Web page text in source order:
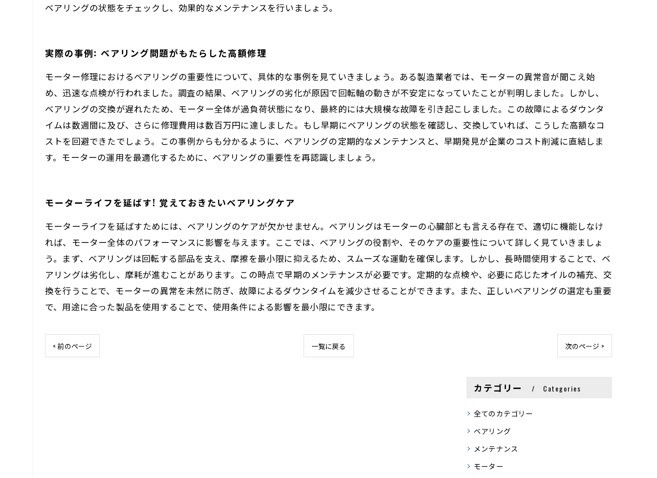
ベアリングの状態をチェックし、効果的なメンテナンスを行いましょう。
実際の事例: ベアリング問題がもたらした高額修理
モーター修理におけるベアリングの重要性について、具体的な事例を見ていきましょう。ある製造業者では、モーターの異常音が聞こえ始
め、迅速な点検が行われました。調査の結果、ベアリングの劣化が原因で回転軸の動きが不安定になっていたことが判明しました。しかし、
ベアリングの交換が遅れたため、モーター全体が過負荷状態になり、最終的には大規模な故障を引き起こしました。この故障によるダウンタ
イムは数週間に及び、さらに修理費用は数百万円に達しました。もし早期にベアリングの状態を確認し、交換していれば、こうした高額なコ
ストを回避できたでしょう。この事例からも分かるように、ベアリングの定期的なメンテナンスと、早期発見が企業のコスト削減に直結しま
す。モーターの運用を最適化するために、ベアリングの重要性を再認識しましょう。
モーターライフを延ばす! 覚えておきたいベアリングケア
モーターライフを延ばすためには、ベアリングのケアが欠かせません。ベアリングはモーターの心臓部とも言える存在で、適切に機能しなけ
れば、モーター全体のパフォーマンスに影響を与えます。ここでは、ベアリングの役割や、そのケアの重要性について詳しく見ていきましょ
う。まず、ベアリングは回転する部品を支え、摩擦を最小限に抑えるため、スムーズな運動を確保します。しかし、長時間使用することで、ベ
アリングは劣化し、摩耗が進むことがあります。この時点で早期のメンテナンスが必要です。定期的な点検や、必要に応じたオイルの補充、交
換を行うことで、モーターの異常を未然に防ぎ、故障によるダウンタイムを減少させることができます。また、正しいベアリングの選定も重要
で、用途に合った製品を使用することで、使用条件による影響を最小限にできます。
< 前のページ 一覧に戻る 次のページ >
カテゴリー Categories
全てのカテゴリー
ベアリング
メンテナンス
モーター